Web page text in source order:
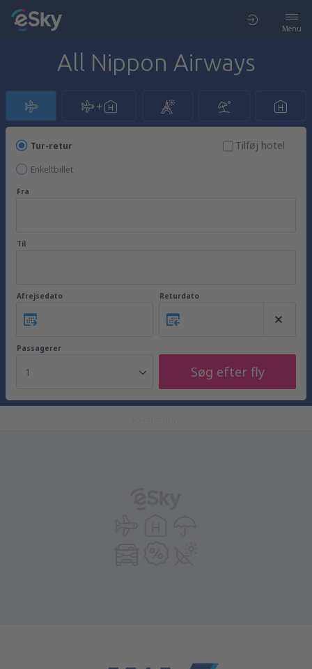
Menu
All Nippon Airways
Tur-retur
Enkeltbillet
Tilføj hotel
Fra
Til
Afrejsedato Returdato
Passagerer
1 Søg efter fly